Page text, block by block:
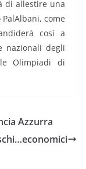
di allestire una
come
così a
nazionali degli
Olimpiadi di
Azzurra